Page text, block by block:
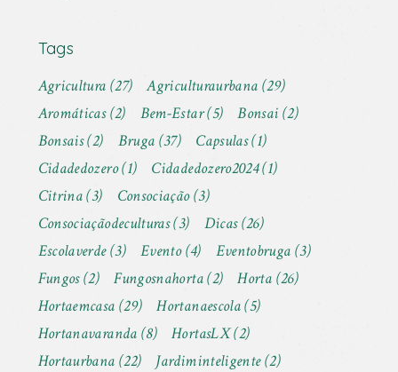
Tags
Agricultura (27) Agriculturaurbana (29)
Aromáticas(2) Bem-Estar(5) Bonsai (2)
Bonsais(2) Bruga (37) Capsulas(1)
Cidadedozero(1) Cidadedozero2024(1)
Citrina(3) Consociação(3)
Consociaçãodeculturas(3) Dicas(26)
Escolaverde(3) Evento(4) Eventobruga (3)
Fungos(2) Fungosnahorta(2) Horta (26)
Hortaemcasa (29) Hortanaescola(5)
Hortanavaranda (8) HortasLX(2)
Hortaurbana (22) Jardiminteligente(2)